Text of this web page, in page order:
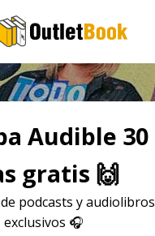
Audible 30
gratis 🙌
podcasts y audiolibros
exclusivos 🎧